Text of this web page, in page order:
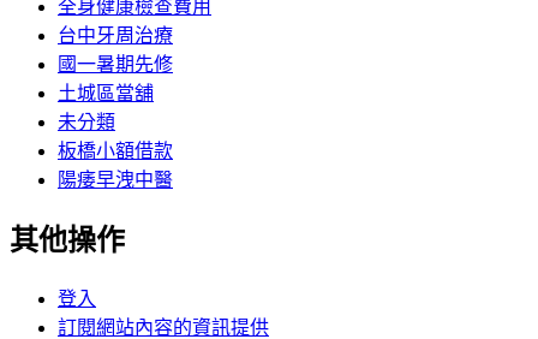
全身健康檢查費用
台中牙周治療
國一暑期先修
土城區當舖
未分類
板橋小額借款
陽痿早洩中醫
其他操作
登入
訂閱網站內容的資訊提供